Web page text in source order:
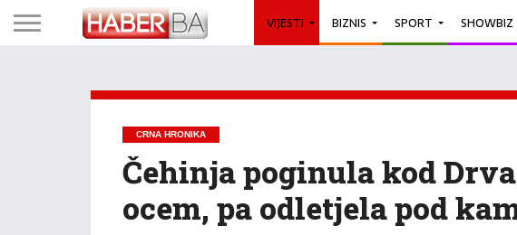
VIJESTI BIZNIS SPORT SHOWBIZ
CRNA HRONIKA
Čehinja poginula kod
ocem, pa odletjela pod